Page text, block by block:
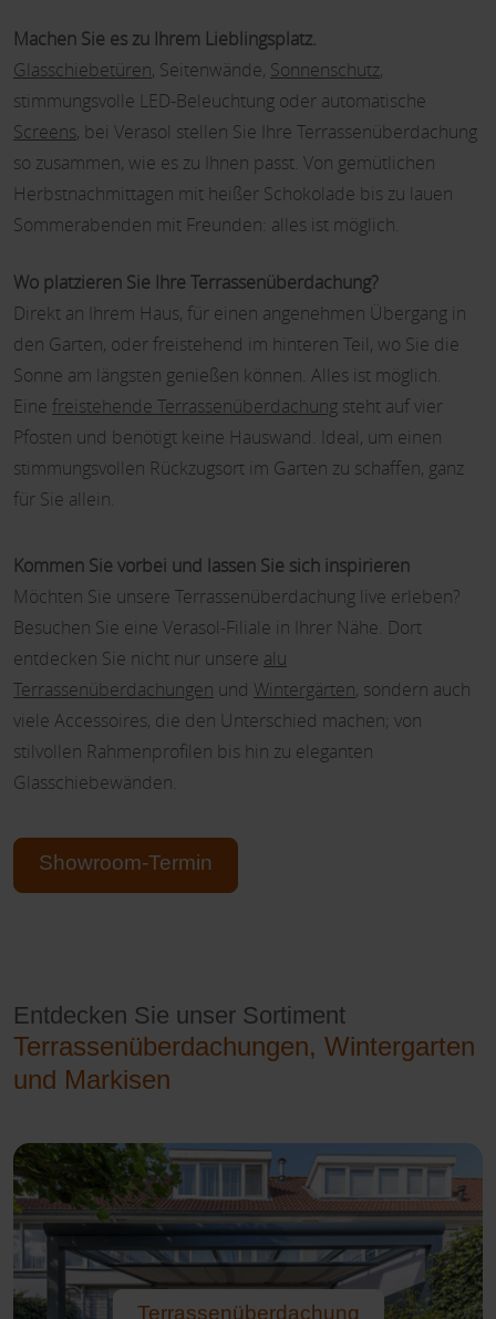
Machen Sie es zu Ihrem Lieblingsplatz.
Glasschiebetüren, Seitenwände, Sonnenschutz,
stimmungsvolle LED-Beleuchtung oder automatische
Screens, bei Verasol stellen Sie Ihre Terrassenüberdachung
so zusammen, wie es zu Ihnen passt. Von gemütlichen
Herbstnachmittagen mit heißer Schokolade bis zu lauen
Sommerabenden mit Freunden: alles ist möglich.
Wo platzieren Sie Ihre Terrassenüberdachung?
Direkt an Ihrem Haus, für einen angenehmen Übergang in
den Garten, oder freistehend im hinteren Teil, wo Sie die
Sonne am längsten genießen können. Alles ist möglich.
Eine freistehende Terrassenüberdachung steht auf vier
Pfosten und benötigt keine Hauswand. Ideal, um einen
stimmungsvollen Rückzugsort im Garten zu schaffen, ganz
für Sie allein.
Kommen Sie vorbei und lassen Sie sich inspirieren
Möchten Sie unsere Terrassenüberdachung live erleben?
Besuchen Sie eine Verasol-Filiale in Ihrer Nähe. Dort
entdecken Sie nicht nur unsere alu
Terrassenüberdachungen und Wintergärten, sondern auch
viele Accessoires, die den Unterschied machen; von
stilvollen Rahmenprofilen bis hin zu eleganten
Glasschiebewänden.
Showroom-Termin
Entdecken Sie unser Sortiment
Terrassenüberdachungen, Wintergarten
und Markisen
Terrassenüberdachung